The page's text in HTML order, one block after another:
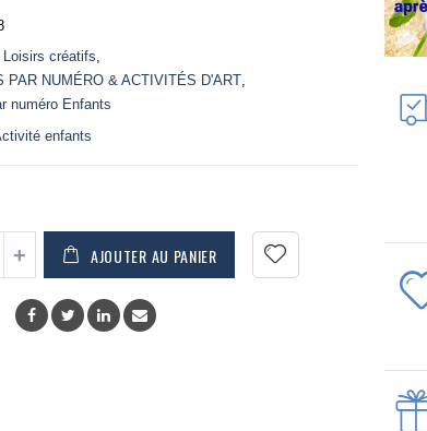
Loisirs créatifs,
PAR NUMÉRO & ACTIVITÉS D'ART,
numéro Enfants
enfants
AJOUTER AU PANIER